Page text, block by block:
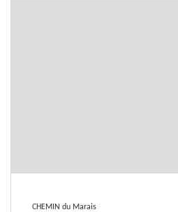
CHEMIN du Marais